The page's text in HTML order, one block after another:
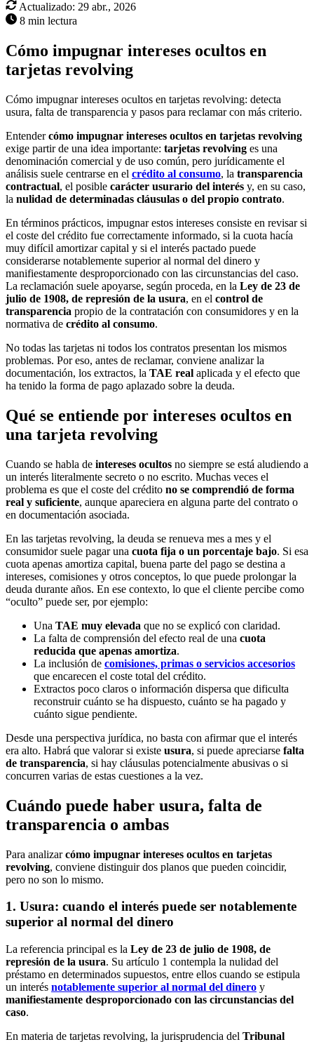
Actualizado: 29 abr., 2026
8 min lectura
Cómo impugnar intereses ocultos en
tarjetas revolving
Cómo impugnar intereses ocultos en tarjetas revolving: detecta
usura, falta de transparencia y pasos para reclamar con más criterio.
Entendercómo impugnar intereses ocultos en tarjetas revolving
exige partir de una idea importante: tarjetas revolving es una
denominación comercial y de uso común, pero jurídicamente el
análisis suele centrarse en el crédito al consumo, la transparencia
contractual, el posible carácter usurario del interés y, en su caso,
la nulidad de determinadas cláusulas o del propio contrato.
En términos prácticos, impugnar estos intereses consiste en revisar si
el coste del crédito fue correctamente informado, si la cuota hacía
muy difícil amortizar capital y si el interés pactado puede
considerarse notablemente superior al normal del dinero y
manifiestamente desproporcionado con las circunstancias del caso.
La reclamación suele apoyarse, según proceda, en la Ley de 23 de
julio de 1908, de represión de la usura, en el control de
transparencia propio de la contratación con consumidores y en la
normativa de crédito al consumo.
No todas las tarjetas ni todos los contratos presentan los mismos
problemas. Por eso, antes de reclamar, conviene analizar la
documentación, los extractos, la TAE real aplicada y el efecto que
ha tenido la forma de pago aplazado sobre la deuda.
Qué se entiende por intereses ocultos en
una tarjeta revolving
Cuando se habla de intereses ocultos no siempre se está aludiendo a
un interés literalmente secreto o no escrito. Muchas veces el
problema es que el coste del crédito no se comprendió de forma
real y suficiente, aunque apareciera en alguna parte del contrato o
en documentación asociada.
En las tarjetas revolving, la deuda se renueva mes a mes y el
consumidor suele pagar una cuota fija o un porcentaje bajo. Si esa
cuota apenas amortiza capital, buena parte del pago se destina a
intereses, comisiones y otros conceptos, lo que puede prolongar la
deuda durante años. En ese contexto, lo que el cliente percibe como
“oculto” puede ser, por ejemplo:
Una TAE muy elevada que no se explicó con claridad.
La falta de comprensión del efecto real de una cuota
reducida que apenas amortiza.
La inclusión de comisiones, primas o servicios accesorios
que encarecen el coste total del crédito.
Extractos poco claros o información dispersa que dificulta
reconstruir cuánto se ha dispuesto, cuánto se ha pagado y
cuánto sigue pendiente.
Desde una perspectiva jurídica, no basta con afirmar que el interés
era alto. Habrá que valorar si existe usura, si puede apreciarse falta
de transparencia, si hay cláusulas potencialmente abusivas o si
concurren varias de estas cuestiones a la vez.
Cuándo puede haber usura, falta de
transparencia o ambas
Para analizarcómo impugnar intereses ocultos en tarjetas
revolving, conviene distinguir dos planos que pueden coincidir,
pero no son lo mismo.
1. Usura: cuando el interés puede ser notablemente
superior al normal del dinero
La referencia principal es la Ley de 23 de julio de 1908, de
represión de la usura. Su artículo 1 contempla la nulidad del
préstamo en determinados supuestos, entre ellos cuando se estipula
un interés notablemente superior al normal del dinero y
manifiestamente desproporcionado con las circunstancias del
caso.
En materia de tarjetas revolving, la jurisprudencia del Tribunal